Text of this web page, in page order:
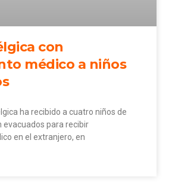
con
médico a niños
ha recibido a cuatro niños de
evacuados para recibir
en el extranjero, en